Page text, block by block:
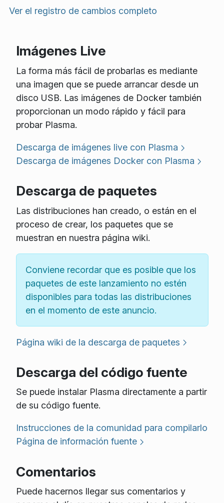
Ver el registro de cambios completo
Imágenes Live
La forma más fácil de probarlas es mediante
una imagen que se puede arrancar desde un
disco USB. Las imágenes de Docker también
proporcionan un modo rápido y fácil para
probar Plasma.
Descarga de imágenes live con Plasma
Descarga de imágenes Docker con Plasma
Descarga de paquetes
Las distribuciones han creado, o están en el
proceso de crear, los paquetes que se
muestran en nuestra página wiki.
Conviene recordar que es posible que los
paquetes de este lanzamiento no estén
disponibles para todas las distribuciones
en el momento de este anuncio.
Página wiki de la descarga de paquetes
Descarga del código fuente
Se puede instalar Plasma directamente a partir
de su código fuente.
Instrucciones de la comunidad para compilarlo
Página de información fuente
Comentarios
Puede hacernos llegar sus comentarios y